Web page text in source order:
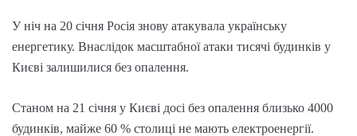
У ніч на 20 січня Росія знову атакувала українську
енергетику. Внаслідок масштабної атаки тисячі будинків у
Києві залишилися без опалення.
Станом на 21 січня у Києві досі без опалення близько 4000
будинків, майже 60 % столиці не мають електроенергії.